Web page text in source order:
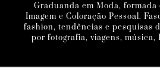
Graduanda em Moda, formada
Imagem e Coloração Pessoal.
fashion, tendências e pesquisas
por fotografia, viagens, música,